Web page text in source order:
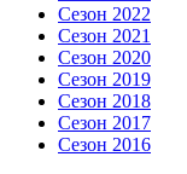
Сезон 2022
Сезон 2021
Сезон 2020
Сезон 2019
Сезон 2018
Сезон 2017
Сезон 2016